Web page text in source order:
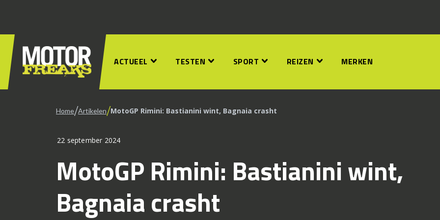
ACTUEEL TESTEN SPORT REIZEN MERKEN
Home/Artikelen/MotoGP Rimini: Bastianini wint, Bagnaia crasht
22 september 2024
MotoGP Rimini: Bastianini wint,
Bagnaia crasht